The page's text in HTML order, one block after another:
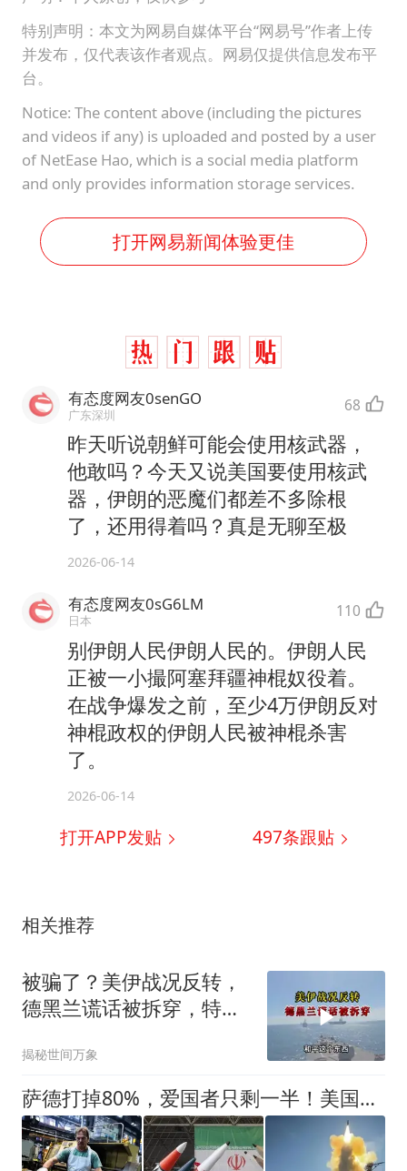
特别声明：本文为网易自媒体平台“网易号”作者上传
并发布，仅代表该作者观点。网易仅提供信息发布平
台。
Notice: The content above (including the pictures
and videos if any) is uploaded and posted by a user
of NetEase Hao, which is a social media platform
and only provides information storage services.
打开网易新闻体验更佳
有态度网友0senGO
广东深圳 68
昨天听说朝鲜可能会使用核武器，
他敢吗？今天又说美国要使用核武
器，伊朗的恶魔们都差不多除根
了，还用得着吗？真是无聊至极
2026-06-14
有态度网友0sG6LM
日本 110
别伊朗人民伊朗人民的。伊朗人民
正被一小撮阿塞拜疆神棍奴役着。
在战争爆发之前，至少4万伊朗反对
神棍政权的伊朗人民被神棍杀害
了。
2026-06-14
打开APP发贴 497条跟贴
相关推荐
被骗了？美伊战况反转，
德黑兰谎话被拆穿，特朗
揭秘世间万象
萨德打掉80%，爱国者只剩一半！美国终于承认：打不动伊朗了！